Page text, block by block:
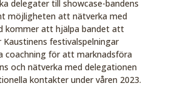
delegater till showcase-bandens
möjligheten att nätverka med
kommer att hjälpa bandet att
festivalspelningar
coachning för att marknadsföra
och nätverka med delegationen
kontakter under våren 2023.